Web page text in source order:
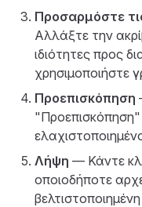
Προσαρμόστε
Αλλάξτε την
ιδιότητες προς
χρησιμοποιήστε
Προεπισκόπηση
"Προεπισκόπηση"
Λήψη — Κάντε
οποιοδήποτε